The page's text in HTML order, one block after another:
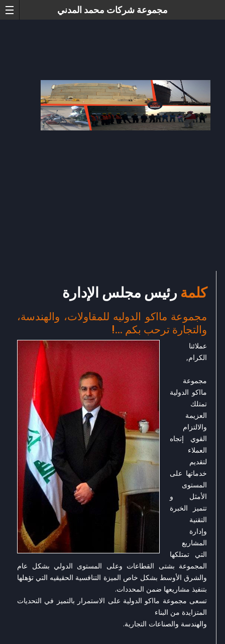
مجموعة شركات محمد المدني
كلمة رئيس مجلس الإدارة
مجموعة مااكو الدوليه للمقاولات، والهندسة،
والتجارة ترحب بكم ...!
عملائنا
الكرام,
مجموعة
مااكو الدولية
تمتلك
العزيمة
والالتزام
القوي إتجاه
العملاء
لتقديم
خدماتها على
المستوى
الأمثل و
تتميز الخبرة
التقنية
وإدارة
المشاريع
التي تمتلكها
المجموعة بشتى القطاعات وعلى المستوى الدولي بشكل عام
والشرق الأوسط بشكل خاص الميزة التنافسية الحقيقيه التي تؤهلها
بتنفيذ مشاريعها ضمن المحددات.
تسعى مجموعة مااكو الدولية على الاستمرار بالتميز في التحديات
المتزايدة من البناء
والهندسة والصناعات التجارية.